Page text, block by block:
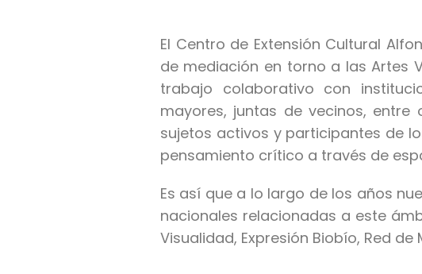
El Centro de Extensión Cultural
de mediación en torno a las Artes
trabajo colaborativo con
mayores, juntas de vecinos,
sujetos activos y participantes de
pensamiento crítico a través de
Es así que a lo largo de los años
nacionales relacionadas a este
Visualidad, Expresión Biobío, Red